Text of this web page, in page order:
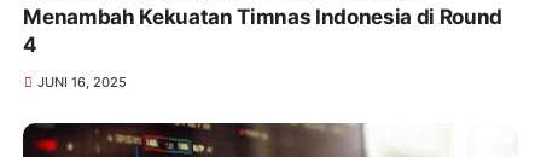
Menambah Kekuatan Timnas Indonesia di Round
4
JUNI 16, 2025